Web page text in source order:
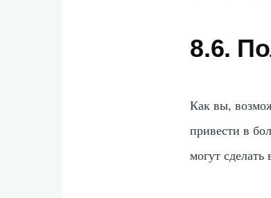
8.6.
Как вы,
привести в
могут